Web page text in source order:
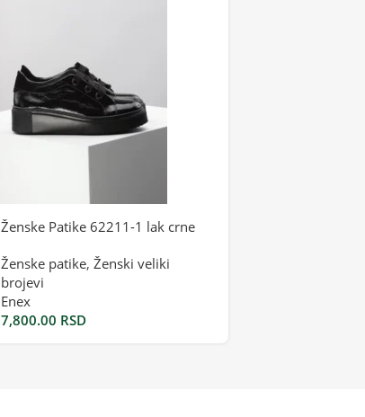
Ženske Patike 62211-1 lak crne
Ženske patike, Ženski veliki
brojevi
Enex
7,800.00 RSD